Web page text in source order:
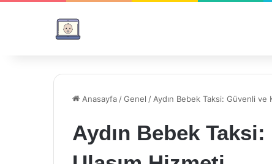
Anasayfa /Genel / Aydın Bebek Taksi: Güvenli ve
Aydın Bebek